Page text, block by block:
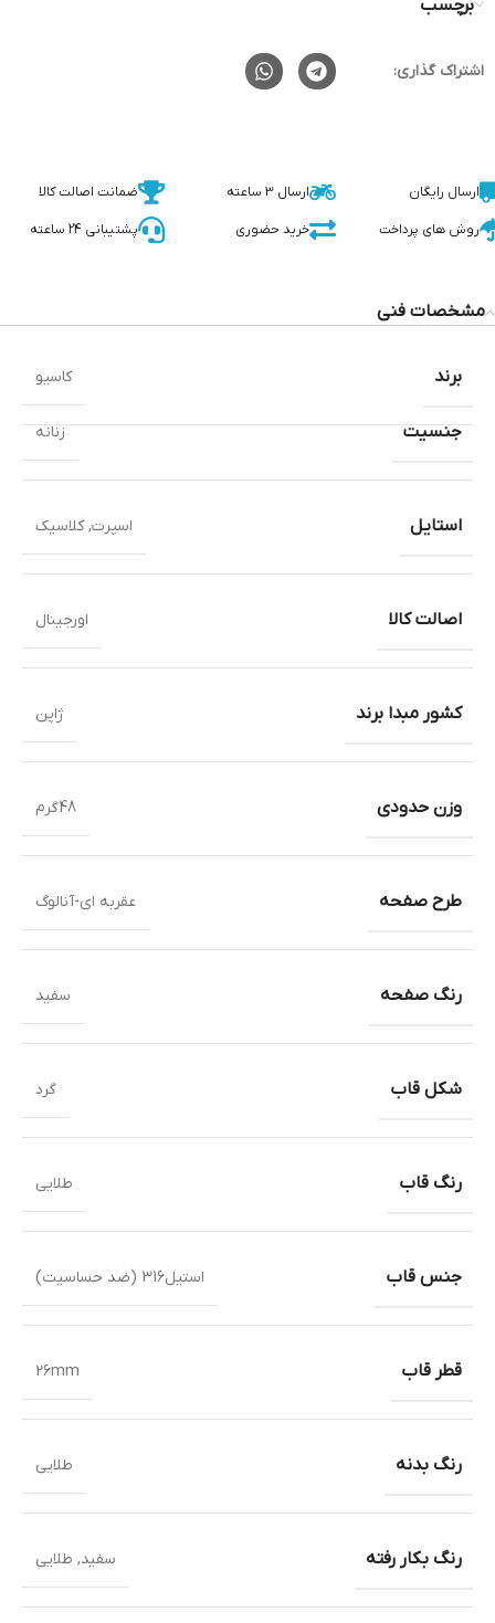
برچسب
اشتراک گذاری:
ارسال رایگان ارسال 3 ساعته ضمانت اصالت کالا
روش های پرداخت خرید حضوری پشتیبانی 24 ساعته
مشخصات فنی
جنسیت زنانه
استایل اسپرت,کلاسیک
اصالت کالا اورجینال
کشور مبدا برند ژاپن
وزن حدودی 48گرم
طرح صفحه عقربه ای-آنالوگ
رنگ صفحه سفید
شکل قاب گرد
رنگ قاب طلایی
جنس قاب استیل316 (ضد حساسیت)
قطر قاب 26mm
رنگ بدنه طلایی
رنگ بکار رفته سفید, طلایی
برند کاسیو